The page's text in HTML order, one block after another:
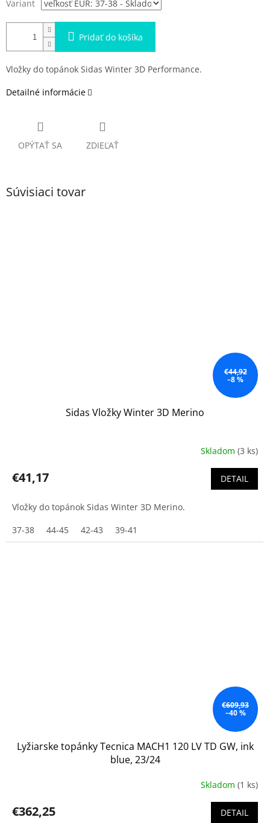
Variant
Pridať do košíka
Vložky do topánok Sidas Winter 3D Performance.
Detailné informácie
OPÝTAŤ SA ZDIEĽAŤ
Súvisiaci tovar
€44,92
–8 %
Sidas Vložky Winter 3D Merino
Skladom (3 ks)
€41,17 DETAIL
Vložky do topánok Sidas Winter 3D Merino.
37-38
44-45 42-43 39-41
€609,93
–40 %
Lyžiarske topánky Tecnica MACH1 120 LV TD GW, ink
blue, 23/24
Skladom (1 ks)
€362,25 DETAIL